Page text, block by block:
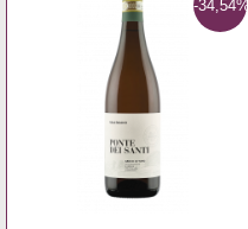
-34,54%